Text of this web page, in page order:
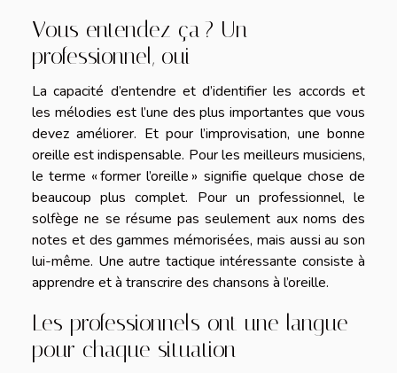
Vous entendez ça ? Un
professionnel, oui
La capacité d’entendre et d’identifier les accords et
les mélodies est l’une des plus importantes que vous
devez améliorer. Et pour l’improvisation, une bonne
oreille est indispensable. Pour les meilleurs musiciens,
le terme « former l’oreille » signifie quelque chose de
beaucoup plus complet. Pour un professionnel, le
solfège ne se résume pas seulement aux noms des
notes et des gammes mémorisées, mais aussi au son
lui-même. Une autre tactique intéressante consiste à
apprendre et à transcrire des chansons à l’oreille.
Les professionnels ont une langue
pour chaque situation